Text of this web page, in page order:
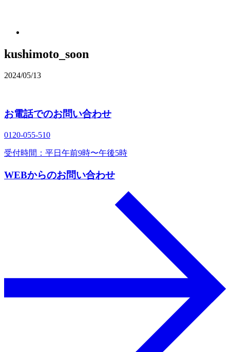
kushimoto_soon
2024/05/13
お電話でのお問い合わせ
0120‐055‐510
受付時間：平日午前9時〜午後5時
WEBからのお問い合わせ